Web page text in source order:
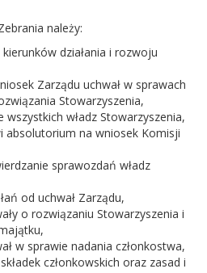
należy:
działania i rozwoju
Zarządu uchwał w sprawach
Stowarzyszenia,
wszystkich władz Stowarzyszenia,
absolutorium na wniosek Komisji
sprawozdań władz
od uchwał Zarządu,
o rozwiązaniu Stowarzyszenia i
w sprawie nadania członkostwa,
członkowskich oraz zasad i